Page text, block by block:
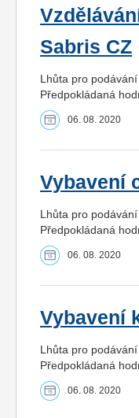
Sabris CZ
Lhůta pro
Předpokládaná
06. 08. 2020
Vybavení
Lhůta pro
Předpokládaná
06. 08. 2020
Vybavení
Lhůta pro
Předpokládaná
06. 08. 2020